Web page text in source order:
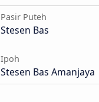
Pasir Puteh
Stesen Bas
Ipoh
Stesen Bas Amanjaya